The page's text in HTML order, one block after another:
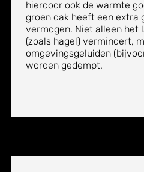
hierdoor ook de warmte
groen dak heeft een extra
vermogen. Niet alleen het
(zoals hagel) vermindert,
omgevingsgeluiden
worden gedempt.